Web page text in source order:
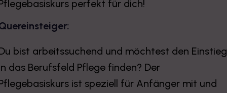
perfekt für dich!
bist arbeitssuchend und möchtest den Einstieg
das Berufsfeld Pflege finden? Der
ist speziell für Anfänger mit und